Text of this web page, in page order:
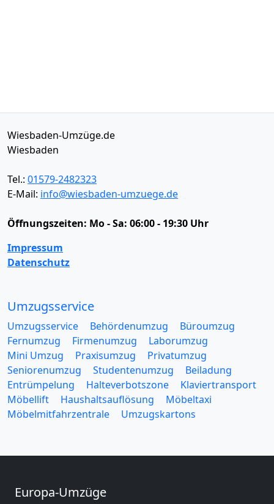
Wiesbaden-Umzüge.de
Wiesbaden
Tel.: 01579-2482323
E-Mail: info@wiesbaden-umzuege.de
Öffnungszeiten: Mo - Sa: 06:00 - 19:30 Uhr
Impressum
Datenschutz
Umzugsservice
Umzugsservice Behördenumzug
Büroumzug
Fernumzug
Firmenumzug
Laborumzug
Mini Umzug
Praxisumzug
Privatumzug
Seniorenumzug
Studentenumzug
Beiladung
Entrümpelung
Halteverbotszone
Klaviertransport
Möbellift
Haushaltsauflösung
Möbeltaxi
Möbelmitfahrzentrale
Umzugskartons
Europa-Umzüge